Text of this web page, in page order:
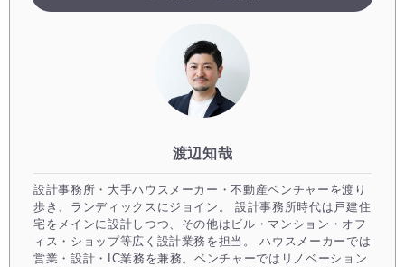
渡辺知哉
設計事務所・大手ハウスメーカー・不動産ベンチャーを渡り
歩き、ランディックスにジョイン。 設計事務所時代は戸建住
宅をメインに設計しつつ、その他はビル・マンション・オフ
ィス・ショップ等広く設計業務を担当。 ハウスメーカーでは
営業・設計・IC業務を兼務。ベンチャーではリノベーション